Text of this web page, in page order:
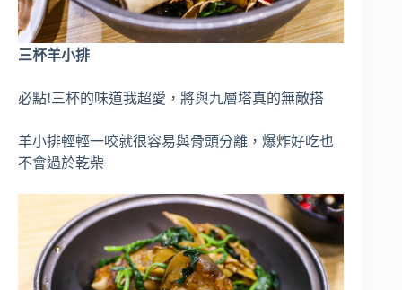
三杯羊小排
必點!三杯的味道我超愛，將與九層塔真的無敵搭
羊小排輕輕一咬就很容易與骨頭分離，爆炸好吃也
不會過於乾柴